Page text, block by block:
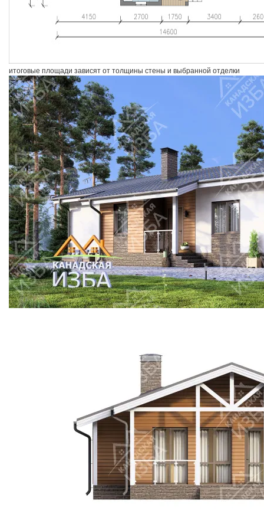
итоговые площади зависят от толщины стены и выбранной отделки